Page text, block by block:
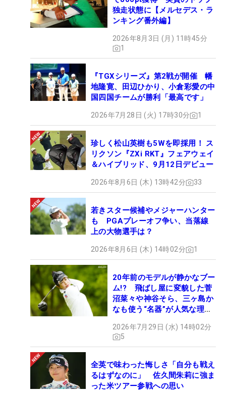
独走状態に【メルセデス・ラ
ンキング番外編】
2026年8月3日 (月) 11時45分
1
『TGXシリーズ』第2戦が開催 幡
地隆寛、田辺ひかり、小倉彩愛の中
国四国チームが勝利「最高です」
2026年7月28日 (火) 17時30分 1
珍しく松山英樹も5Wを即採用！ ス
リクソン『ZXi RKT』フェアウェイ
＆ハイブリッド、9月12日デビュー
2026年8月6日 (木) 13時42分 33
若きスター候補やメジャーハンター
も PGAプレーオフ争い、当落線
上の大物選手は？
2026年8月6日 (木) 14時02分 1
20年前のモデルが静かなブー
ム!? 飛ばし屋に変貌した菅
沼菜々や神谷そら、三ヶ島か
なも使う“名器”が人気な理由
ギア”】
2026年7月29日 (水) 14時02分
5
全英で味わった悔しさ「自分も戦え
るはずなのに」 佐久間朱莉に強ま
った米ツアー参戦への思い